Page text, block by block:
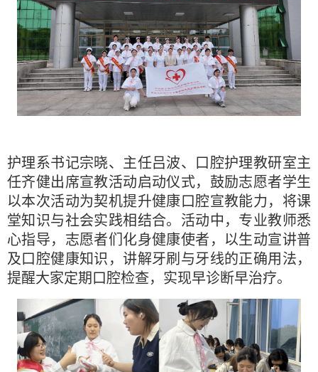
护理系书记宗晓、主任吕波、口腔护理教研室主
任齐健出席宣教活动启动仪式，鼓励志愿者学生
以本次活动为契机提升健康口腔宣教能力，将课
堂知识与社会实践相结合。活动中，专业教师悉
心指导，志愿者们化身健康使者，以生动宣讲普
及口腔健康知识，讲解牙刷与牙线的正确用法，
提醒大家定期口腔检查，实现早诊断早治疗。